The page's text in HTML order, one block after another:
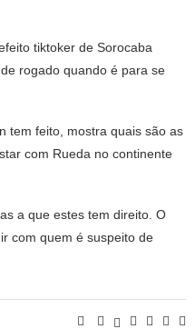
tiktoker de Sorocaba
rogado quando é para se
tem feito, mostra quais são as
com Rueda no continente
a que estes tem direito. O
com quem é suspeito de